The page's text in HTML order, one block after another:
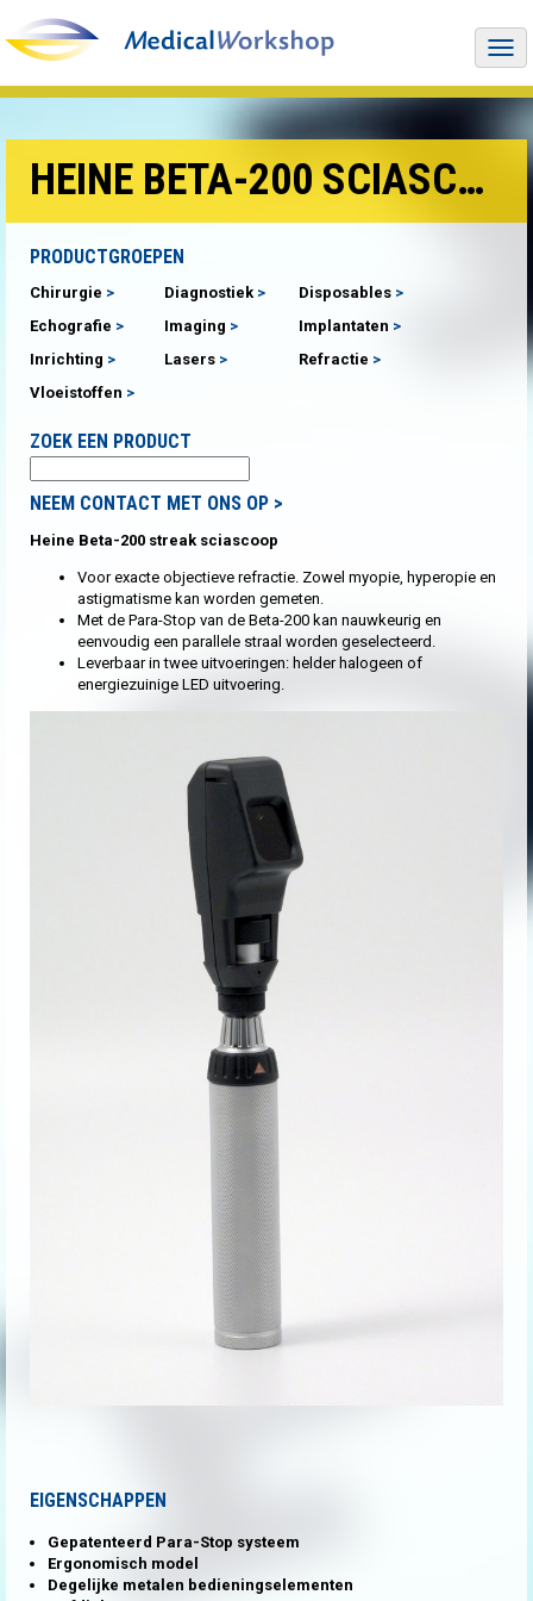
HEINE BETA-200 SCIASCOOP
PRODUCTGROEPEN
Chirurgie Diagnostiek
Disposables
Echografie
Imaging
Implantaten
Inrichting
Lasers
Refractie
Vloeistoffen
ZOEK EEN PRODUCT
NEEM CONTACT MET ONS OP >
Heine Beta-200 streak sciascoop
Voor exacte objectieve refractie. Zowel myopie, hyperopie en
astigmatisme kan worden gemeten.
Met de Para-Stop van de Beta-200 kan nauwkeurig en
eenvoudig een parallele straal worden geselecteerd.
Leverbaar in twee uitvoeringen: helder halogeen of
energiezuinige LED uitvoering.
EIGENSCHAPPEN
Gepatenteerd Para-Stop systeem
Ergonomisch model
Degelijke metalen bedieningselementen